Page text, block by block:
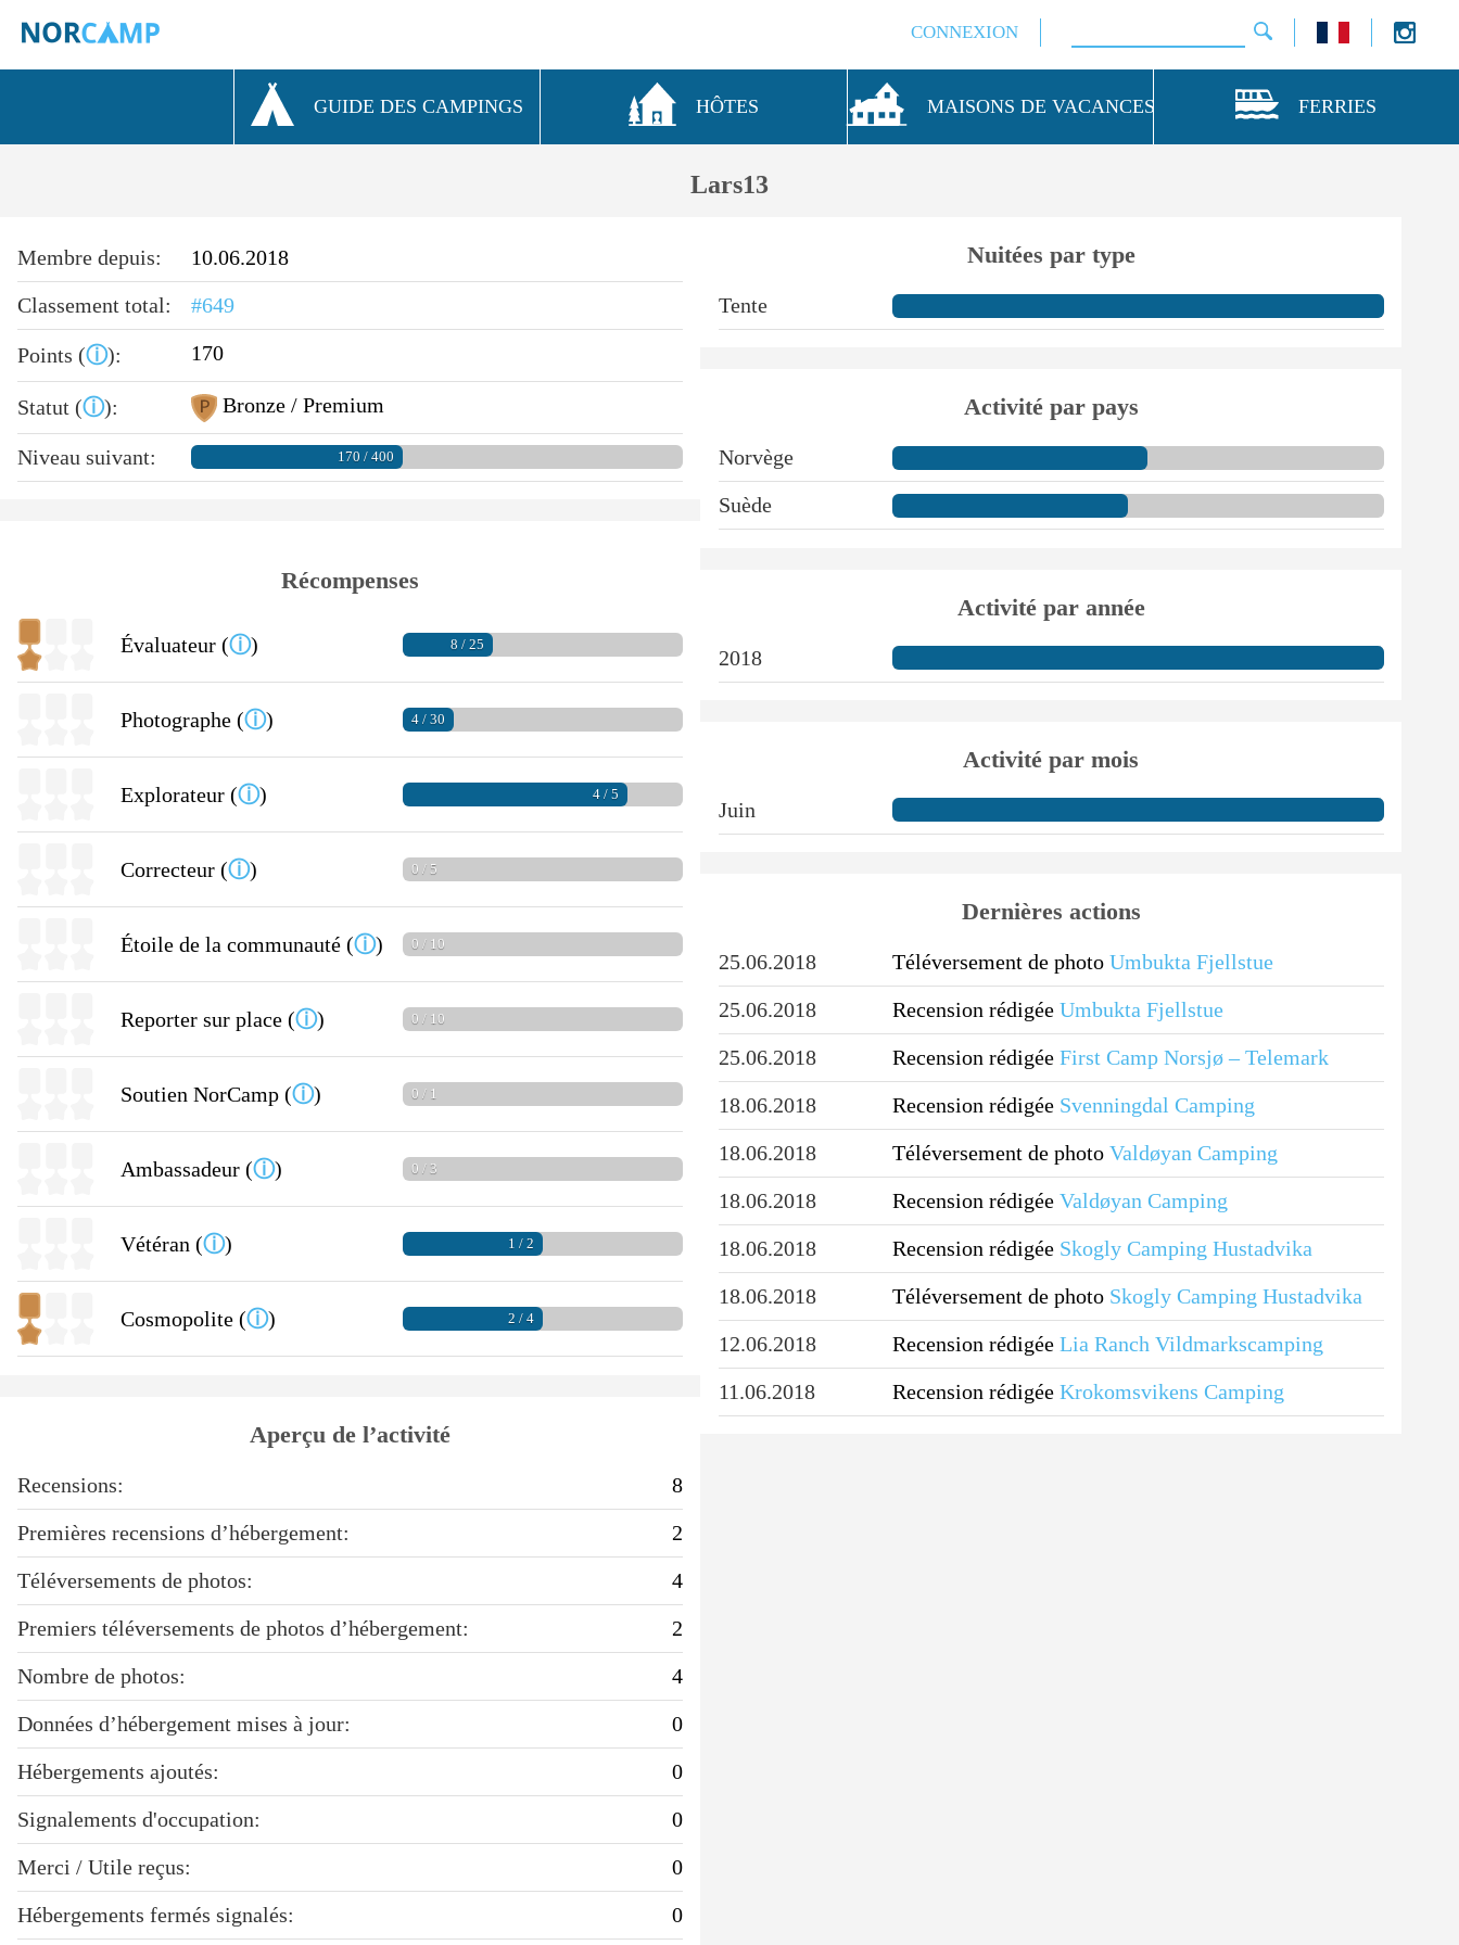
CONNEXION
GUIDE DES CAMPINGS HÔTES MAISONS DE VACANCES FERRIES
Lars13
Membre depuis:
10.06.2018
Classement total:
#649
Points (ⓘ): 170
Statut (ⓘ): Bronze / Premium
Niveau suivant: 170 / 400
Récompenses
Évaluateur (ⓘ) 8 / 25
Photographe (ⓘ) 4 / 30
Explorateur (ⓘ) 4 / 5
Correcteur (ⓘ) 0 / 5
Étoile de la communauté (ⓘ) 0 / 10
Reporter sur place (ⓘ) 0 / 10
Soutien NorCamp (ⓘ) 0 / 1
Ambassadeur (ⓘ) 0 / 3
Vétéran (ⓘ) 1 / 2
Cosmopolite (ⓘ) 2 / 4
Aperçu de l’activité
Recensions:
8
Premières recensions d’hébergement:
2
Téléversements de photos:
4
Premiers téléversements de photos d’hébergement:
2
Nombre de photos:
4
Données d’hébergement mises à jour:
0
Hébergements ajoutés:
0
Signalements d'occupation:
0
Merci / Utile reçus:
0
Hébergements fermés signalés:
0
Nuitées par type
Tente
Activité par pays
Norvège
Suède
Activité par année
2018
Activité par mois
Juin
Dernières actions
25.06.2018 Téléversement de photo Umbukta Fjellstue
25.06.2018
Recension rédigée Umbukta Fjellstue
25.06.2018
Recension rédigée First Camp Norsjø – Telemark
18.06.2018
Recension rédigée Svenningdal Camping
18.06.2018
Téléversement de photo Valdøyan Camping
18.06.2018
Recension rédigée Valdøyan Camping
18.06.2018
Recension rédigée Skogly Camping Hustadvika
18.06.2018
Téléversement de photo Skogly Camping Hustadvika
12.06.2018
Recension rédigée Lia Ranch Vildmarkscamping
11.06.2018
Recension rédigée Krokomsvikens Camping